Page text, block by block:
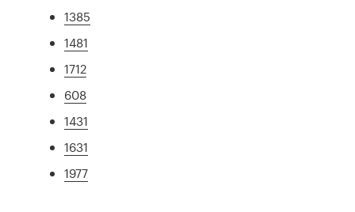
1385
1481
1712
608
1431
1631
1977